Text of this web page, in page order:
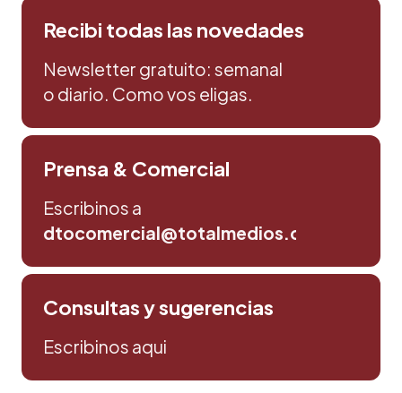
Recibi todas las novedades
Newsletter gratuito: semanal
o diario. Como vos eligas.
Prensa & Comercial
Escribinos a
dtocomercial@totalmedios.com
Consultas y sugerencias
Escribinos aqui